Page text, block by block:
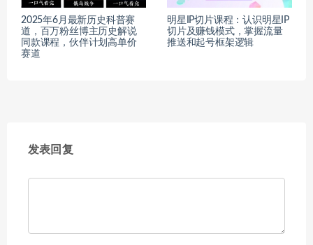
2025年6月最新历史科普赛
道，百万粉丝博主历史解说
同款课程，伙伴计划高单价
赛道
明星IP切片课程：认识明星IP
切片及赚钱模式，掌握流量
推送和起号框架逻辑
发表回复